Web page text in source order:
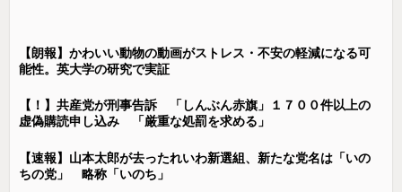
【朗報】かわいい動物の動画がストレス・不安の軽減になる可
能性。英大学の研究で実証
【！】共産党が刑事告訴 「しんぶん赤旗」１７００件以上の
虚偽購読申し込み 「厳重な処罰を求める」
【速報】山本太郎が去ったれいわ新選組、新たな党名は「いの
ちの党」 略称「いのち」